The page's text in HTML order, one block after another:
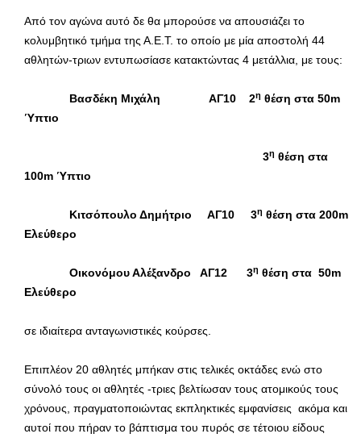
Από τον αγώνα αυτό δε θα μπορούσε να απουσιάζει το
κολυμβητικό τμήμα της Α.Ε.Τ. το οποίο με μία αποστολή 44
αθλητών-τριων εντυπωσίασε κατακτώντας 4 μετάλλια, με τους:
Βασδέκη Μιχάλη ΑΓ10 2η θέση στα 50m
Ύπτιο
3η θέση στα
100m Ύπτιο
Κιτσόπουλο Δημήτριο ΑΓ10 3η θέση στα 200m
Ελεύθερο
Οικονόμου Αλέξανδρο ΑΓ12 3η θέση στα 50m
Ελεύθερο
σε ιδιαίτερα ανταγωνιστικές κούρσες.
Επιπλέον 20 αθλητές μπήκαν στις τελικές οκτάδες ενώ στο
σύνολό τους οι αθλητές -τριες βελτίωσαν τους ατομικούς τους
χρόνους, πραγματοποιώντας εκπληκτικές εμφανίσεις ακόμα και
αυτοί που πήραν το βάπτισμα του πυρός σε τέτοιου είδους